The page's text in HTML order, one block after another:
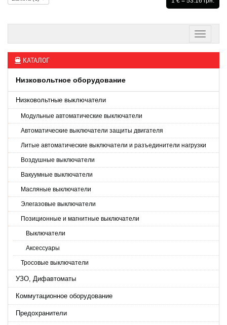
КАТАЛОГ
Низковольтное оборудование
Низковольтные выключатели
Модульные автоматические выключатели
Автоматические выключатели защиты двигателя
Литые автоматические выключатели и разъединители нагрузки
Воздушные выключатели
Вакуумные выключатели
Масляные выключатели
Элегазовые выключатели
Позиционные и магнитные выключатели
Выключатели
Аксессуары
Тросовые выключатели
УЗО, Дифавтоматы
Коммутационное оборудование
Предохранители